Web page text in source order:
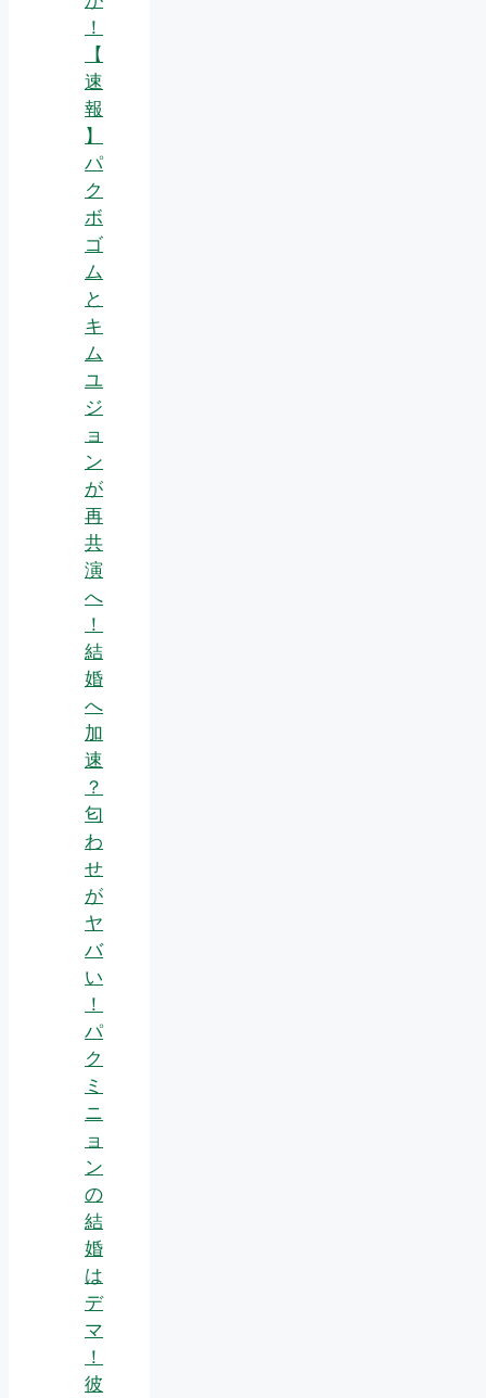
！
【
速
報
】
パ
ク
ボ
ゴ
ム
と
キ
ム
ユ
ジ
ョ
ン
が
再
共
演
へ
！
結
婚
へ
加
速
？
匂
わ
せ
が
ヤ
バ
い
！
パ
ク
ミ
ニ
ョ
ン
の
結
婚
は
デ
マ
！
彼